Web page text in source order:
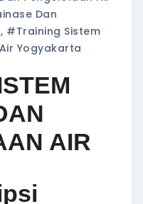
Dan
, #training Sistem
Yogyakarta
AIR